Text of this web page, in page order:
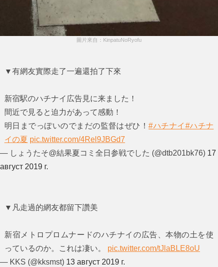
圖片來自：KinpatuNoRyofu
▼有網友實際走了一遍還拍了下來
新宿駅のハチナイ広告見に来ました！
間近で見ると迫力があって感動！
明日までっぽいのでまだの監督はぜひ！#ハチナイ #ハチナ
イの夏 pic.twitter.com/4Rel9JBGd7
— しょうたそ@結果夏コミ全日参戦でした (@dtb201bk76) 17
август 2019 г.
▼凡走過的網友都留下讚美
新宿メトロプロムナードのハチナイの広告、本物の土を使
っているのか。これは凄い。 pic.twitter.com/tJlaBLE8oU
— KKS (@kksmst) 13 август 2019 г.